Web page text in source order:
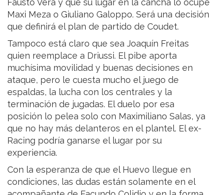
Fausto Vera y que su lugar en la cancha lo ocupe
Maxi Meza o Giuliano Galoppo. Será una decisión
que definirá el plan de partido de Coudet.
Tampoco está claro que sea Joaquín Freitas
quien reemplace a Driussi. El pibe aporta
muchísima movilidad y buenas decisiones en
ataque, pero le cuesta mucho el juego de
espaldas, la lucha con los centrales y la
terminación de jugadas. El duelo por esa
posición lo pelea solo con Maximiliano Salas, ya
que no hay más delanteros en el plantel. El ex-
Racing podría ganarse el lugar por su
experiencia.
Con la esperanza de que el Huevo llegue en
condiciones, las dudas están solamente en el